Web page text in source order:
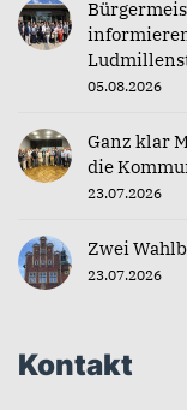
05.08.2026
Ganz klar
die
23.07.2026
Zwei
23.07.2026
Kontakt